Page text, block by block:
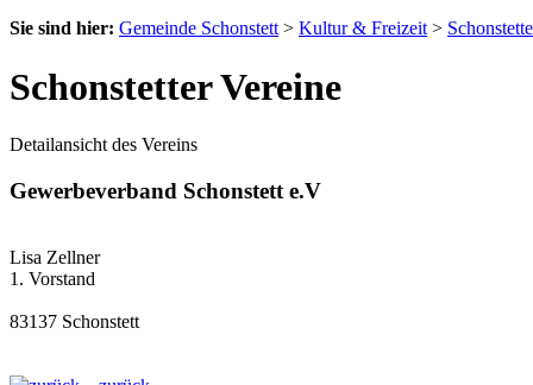
Sie sind hier: Gemeinde Schonstett > Kultur & Freizeit >
Schonstetter Vereine
Detailansicht des Vereins
Gewerbeverband Schonstett e.V
Lisa Zellner
1. Vorstand
83137 Schonstett